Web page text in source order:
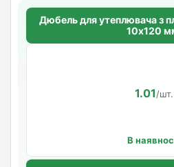
Дюбель для утеплювача з
10х120
1.01/шт.
В